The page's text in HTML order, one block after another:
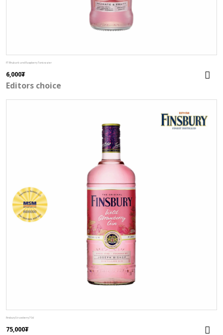
FT Rhubarb and Raspberry Tonic water
6,000₮
Editors choice
Finsbury Strawberry 70cl
75,000₮